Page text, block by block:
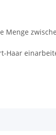
Menge
Haar